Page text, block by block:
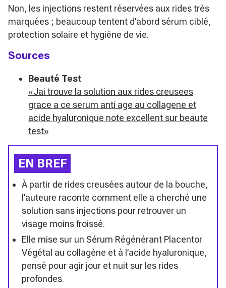
Non, les injections restent réservées aux rides très
marquées ; beaucoup tentent d’abord sérum ciblé,
protection solaire et hygiène de vie.
Sources
Beauté Test
«Jai trouve la solution aux rides creusees
grace a ce serum anti age au collagene et
acide hyaluronique note excellent sur beaute
test»
EN BREF
À partir de rides creusées autour de la bouche,
l’auteure raconte comment elle a cherché une
solution sans injections pour retrouver un
visage moins froissé.
Elle mise sur un Sérum Régénérant Placentor
Végétal au collagène et à l’acide hyaluronique,
pensé pour agir jour et nuit sur les rides
profondes.